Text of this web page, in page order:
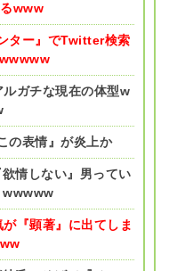
www
ター』でTwitter検索
ルガチな現在の体型w
の表情』が炎上か
欲情しない』男ってい
wwwww
『顕著』に出てしま